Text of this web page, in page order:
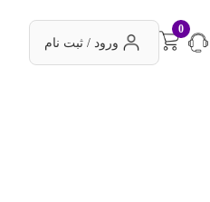
0
ورود / ثبت نام